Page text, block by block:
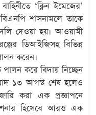
‘ক্লিন ইমেজের’
শাসনামলে তাকে
দেওয়া হয়। আওয়ামী
ডিআইজিসহ বিভিন্ন
করেন।
পালন করে বিদায় নিচ্ছেন
১৩ আগস্ট শেষ হলেও
করা এক প্রজ্ঞাপনে
হিসেবে আরও এক